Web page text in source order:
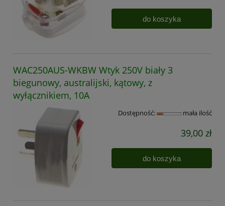
do koszyka
WAC250AUS-WKBW Wtyk 250V biały 3
biegunowy, australijski, kątowy, z
wyłącznikiem, 10A
Dostępność: mała ilość
39,00 zł
do koszyka